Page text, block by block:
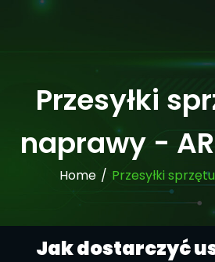
Przesyłki
naprawy -
Home / Przesyłki
Jak dostarczyć